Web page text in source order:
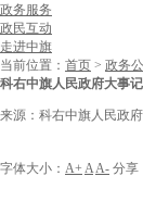
政务服务
政民互动
走进中旗
当前位置： 首页 > 政务
科右中旗人民政府大事记
来源：科右中旗人民政
字体大小： A+ AA- 分享